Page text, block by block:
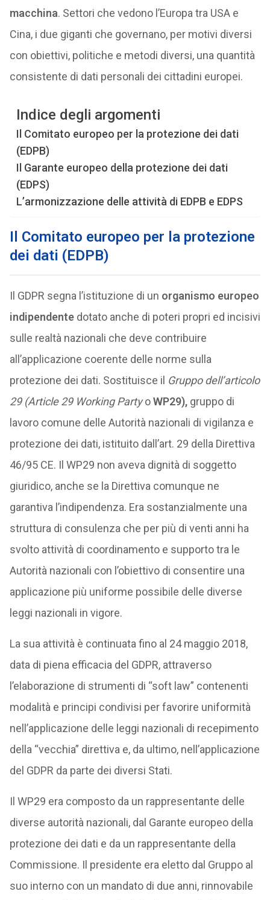
macchina. Settori che vedono l’Europa tra USA e
Cina, i due giganti che governano, per motivi diversi
con obiettivi, politiche e metodi diversi, una quantità
consistente di dati personali dei cittadini europei.
Indice degli argomenti
Il Comitato europeo per la protezione dei dati
(EDPB)
Il Garante europeo della protezione dei dati
(EDPS)
L’armonizzazione delle attività di EDPB e EDPS
Il Comitato europeo per la protezione
dei dati (EDPB)
Il GDPR segna l’istituzione di un organismo europeo
indipendentedotato anche di poteri propri ed incisivi
sulle realtà nazionali che deve contribuire
all’applicazione coerente delle norme sulla
protezione dei dati. Sostituisce il Gruppo dell’articolo
29 (Article 29 Working PartyoWP29),gruppo di
lavoro comune delle Autorità nazionali di vigilanza e
protezione dei dati, istituito dall’art. 29 della Direttiva
46/95 CE. Il WP29 non aveva dignità di soggetto
giuridico, anche se la Direttiva comunque ne
garantiva l’indipendenza. Era sostanzialmente una
struttura di consulenza che per più di venti anni ha
svolto attività di coordinamento e supporto tra le
Autorità nazionali con l’obiettivo di consentire una
applicazione più uniforme possibile delle diverse
leggi nazionali in vigore.
La sua attività è continuata fino al 24 maggio 2018,
data di piena efficacia del GDPR, attraverso
l’elaborazione di strumenti di “soft law” contenenti
modalità e principi condivisi per favorire uniformità
nell’applicazione delle leggi nazionali di recepimento
della “vecchia” direttiva e, da ultimo, nell’applicazione
del GDPR da parte dei diversi Stati.
Il WP29 era composto da un rappresentante delle
diverse autorità nazionali, dal Garante europeo della
protezione dei dati e da un rappresentante della
Commissione. Il presidente era eletto dal Gruppo al
suo interno con un mandato di due anni, rinnovabile